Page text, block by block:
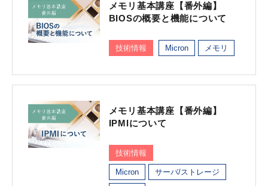
メモリ基本講座【番外編】
BIOSの概要と機能について
技術情報 Micron メモリ
メモリ基本講座【番外編】
IPMIについて
技術情報
Micron サーバ/ストレージ